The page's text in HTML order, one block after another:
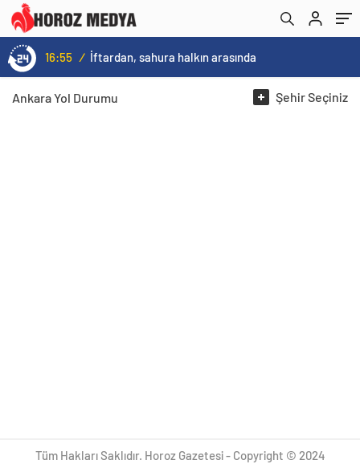
16:55 / İftardan, sahura halkın arasında
AnkaraYol Durumu ŞehirSeçiniz
Tüm Hakları Saklıdır. Horoz Gazetesi - Copyright © 2024